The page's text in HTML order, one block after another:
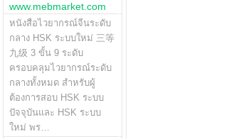
www.mebmarket.com
หนังสือไวยากรณ์จีนระดับ
กลาง HSK ระบบใหม่ 三等
九级 3 ขั้น 9 ระดับ
ครอบคลุมไวยากรณ์ระดับ
กลางทั้งหมด สำหรับผู้
ต้องการสอบ HSK ระบบ
ปัจจุบันและ HSK ระบบ
ใหม่ พร…